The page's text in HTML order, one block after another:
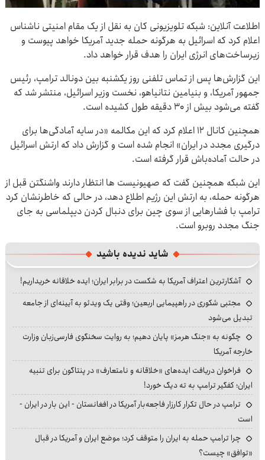
اطلاعت آنلاین: شبکه تلویزیونی کان به نقل از یک مقام امنیتی ناشناس
اعلام کرد که اسرائیل به هرگونه حمله جدید آمریکا خواهد پیوست و
زیرساخت‌های انرژی ایران را هدف قرار خواهد داد.
این گزارش‌ها پس از تماس تلفنی روز یکشنبه بین دونالد ترامپ، رئیس
جمهور آمریکا، و بنیامین نتانیاهو، نخست وزیر اسرائیل، منتشر شد که
گفته می‌شود بیش از ۳۰ دقیقه طول کشیده است.
همچنین کانال ۱۲ اعلام کرد که این مکالمه «در سایه آمادگی‌ها برای
درگیری مجدد در ایران» انجام شده است و گزارش داد که ارتش اسرائیل
در حالت آماده‌باش قرار گرفته است.
این شبکه همچنین گفت که صهیونیست ها انتظار دارند واشنگتن قبل از
هرگونه حمله، به ارتش این رژیم اطلاع دهد، در حالی که خاطرنشان کرد
ترامپ با فشارهایی از سوی چین برای دنبال کردن دیپلماسی به جای
جنگ مجدد روبرو است.
شاید ندیده باشید
آشکارترین اعتراف آمریکا به شکست در برابر ایران؛ ایده خلاقانه خریداریم!
مجتبی شکوری در راهپیمایی اربعین؛ وقتی یک ویدئو به آیینه‌ای از جامعه
تبدیل می‌شود
چگونه به «جنگ هرمز» پایان دهیم؛ به روایت سخنگوی فارسی‌زبان وزارت
خارجه آمریکا
فراخوان دریافت ایده‌های «خلاقانه و نامتعارف» در پنتاگون برای تنبیه
ایران؛ کفگیر ترامپ به ته دیگ خورد!
ترامپ در حال تکرار کارزار فاجعه‌بار آمریکا در افغانستان - این بار در ایران -
است
چرا ترامپ حمله به ایران را متوقف کرد؛ موضع ایران و آمریکا در قبال
«توافق» چیست؟